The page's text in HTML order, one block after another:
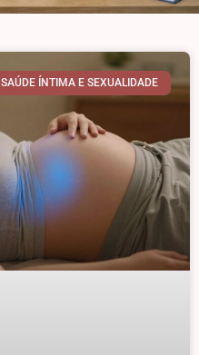
SAÚDE ÍNTIMA E SEXUALIDADE